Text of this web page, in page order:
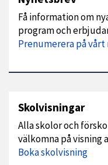
Få information om
program och
Prenumerera på
Skolvisningar
Alla skolor och
välkomna på visning
Boka skolvisning